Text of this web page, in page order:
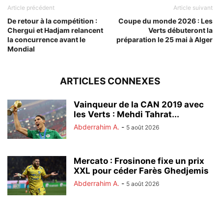
Article précédent
De retour à la compétition :
Chergui et Hadjam relancent
la concurrence avant le
Mondial
Article suivant
Coupe du monde 2026 : Les
Verts débuteront la
préparation le 25 mai à Alger
ARTICLES CONNEXES
Vainqueur de la CAN 2019 avec
les Verts : Mehdi Tahrat...
Abderrahim A. - 5 août 2026
Mercato : Frosinone fixe un prix
XXL pour céder Farès Ghedjemis
Abderrahim A. - 5 août 2026